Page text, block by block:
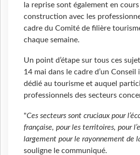
la reprise sont également en
construction avec les
cadre du Comité de filière
chaque semaine.
Un point d’étape sur tous ces
14 mai dans le cadre d’un
dédié au tourisme et auquel
professionnels des secteurs
"Ces secteurs sont cruciaux pour
française, pour les territoires, pour
largement pour le rayonnement de
souligne le communiqué.